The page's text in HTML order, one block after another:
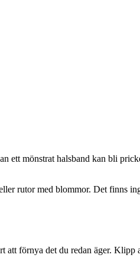
ett mönstrat halsband kan bli
rutor med blommor. Det finns
förnya det du redan äger.